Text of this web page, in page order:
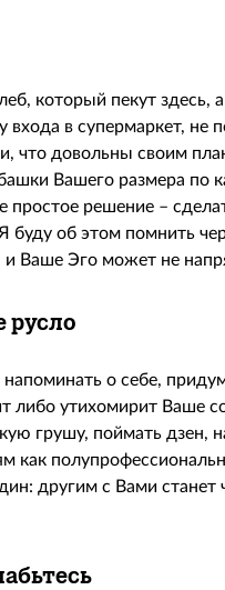
который пекут здесь,
входа в супермаркет,
что довольны своим
Вашего размера по
простое решение –
буду об этом помнить
и Ваше Эго может не
русло
о себе,
либо утихомирит Ваше
грушу, поймать дзен,
как
другим с Вами станет